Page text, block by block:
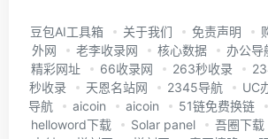
豆包AI工具箱 关于我们 免责声明
外网
老李收录网 核心数据 办公导
精彩网址
66收录网 263秒收录
秒收录
天恩名站网 2345导航 UC
导航
aicoin aicoin 51链免费换链
helloword下载
Solar panel 吾圈下载